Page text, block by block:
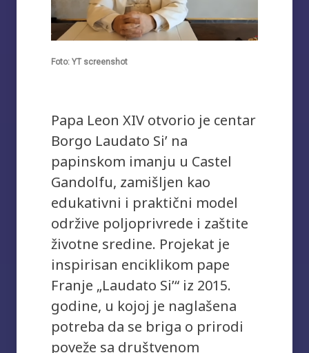
Foto: YT screenshot
Papa Leon XIV otvorio je centar
Borgo Laudato Si’ na
papinskom imanju u Castel
Gandolfu, zamišljen kao
edukativni i praktični model
održive poljoprivrede i zaštite
životne sredine. Projekat je
inspirisan enciklikom pape
Franje „Laudato Si’“ iz 2015.
godine, u kojoj je naglašena
potreba da se briga o prirodi
poveže sa društvenom